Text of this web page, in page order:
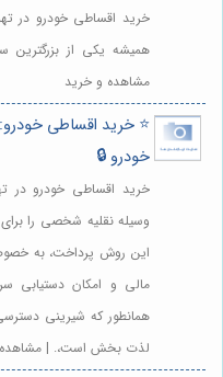
خرید اقساطی خودرو در
همیشه یکی از
مشاهده و خرید
⭐️ خرید اقساطی
خودرو 🔒
خرید اقساطی خودرو در
وسیله نقلیه شخصی را
این روش پرداخت، به
مالی و امکان دستیابی
همانطور که شیرینی
لذت بخش است،. |